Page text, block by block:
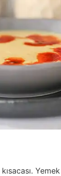
Yemek